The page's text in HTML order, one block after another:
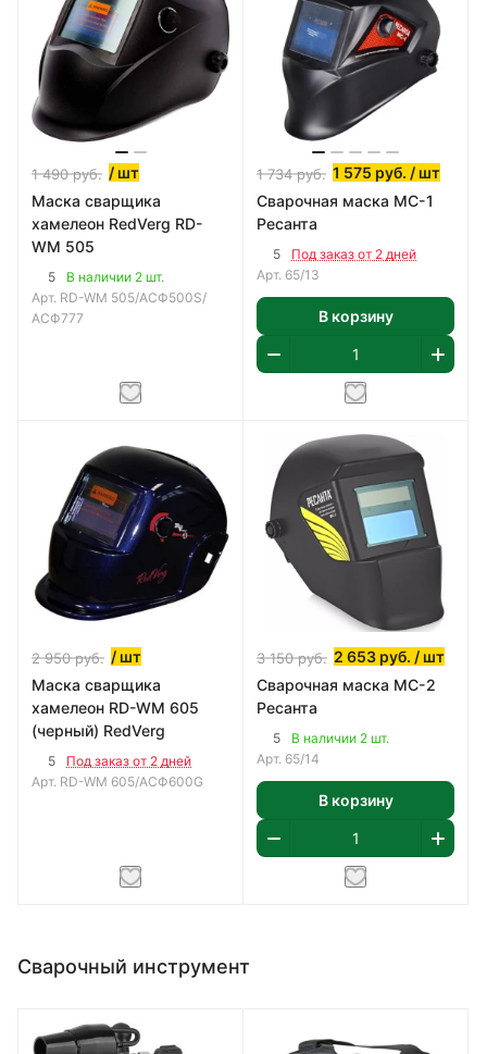
1 490руб. / шт
Маска сварщика
хамелеон RedVerg RD-
WM 505
5
В наличии 2 шт.
Арт. RD-WM 505/АСФ500S/
АСФ777
1 734руб. 1 575 руб. / шт
Сварочная маска МС-1
Ресанта
5
Под заказ от 2 дней
Арт. 65/13
В корзину
2 950руб. / шт
Маска сварщика
хамелеон RD-WM 605
(черный) RedVerg
5
Под заказ от 2 дней
Арт. RD-WM 605/АСФ600G
3 150руб. 2 653 руб. / шт
Сварочная маска МС-2
Ресанта
5
В наличии 2 шт.
Арт. 65/14
В корзину
Сварочный инструмент